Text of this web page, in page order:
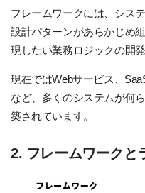
フレームワークには、シス
設計パターンがあらかじめ
現したい業務ロジックの開
現在ではWebサービス、
など、多くのシステムが何
築されています。
2. フレームワークと